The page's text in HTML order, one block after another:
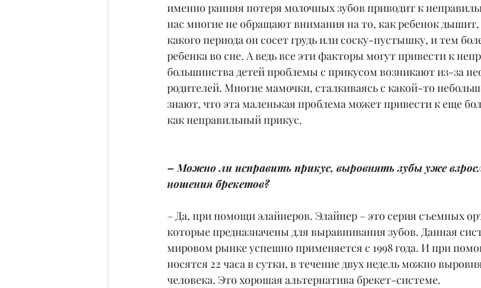
именно ранняя потеря молочных зубов приводит к
нас многие не обращают внимания на то, как ребенок дышит,
какого периода он сосет грудь или соску-пустышку, и тем
ребенка во сне. А ведь все эти факторы могут привести к
большинства детей проблемы с прикусом возникают из-за
родителей. Многие мамочки, сталкиваясь с какой-то
знают, что эта маленькая проблема может привести к еще
как неправильный прикус.
– Можно ли исправить прикус, выровнять зубы уже
ношения брекетов?
– Да, при помощи элайнеров. Элайнер – это серия съемных
которые предназначены для выравнивания зубов. Данная
мировом рынке успешно применяется с 1998 года. И при
носятся 22 часа в сутки, в течение двух недель можно
человека. Это хорошая альтернатива брекет-системе.